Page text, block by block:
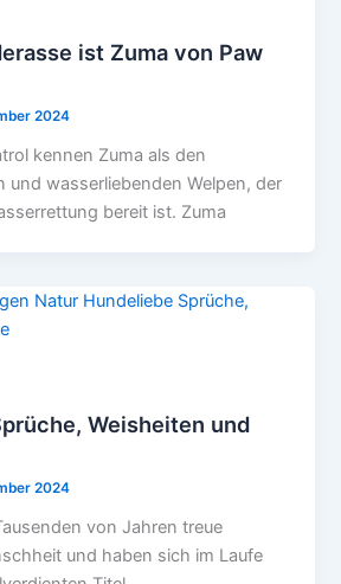
ist Zuma von Paw
2024
kennen Zuma als den
und wasserliebenden Welpen, der
bereit ist. Zuma
Weisheiten und
2024
von Jahren treue
und haben sich im Laufe